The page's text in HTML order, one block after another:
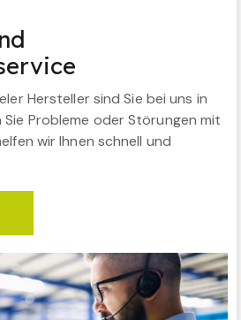
Hersteller sind Sie bei uns in
Probleme oder Störungen mit
wir Ihnen schnell und